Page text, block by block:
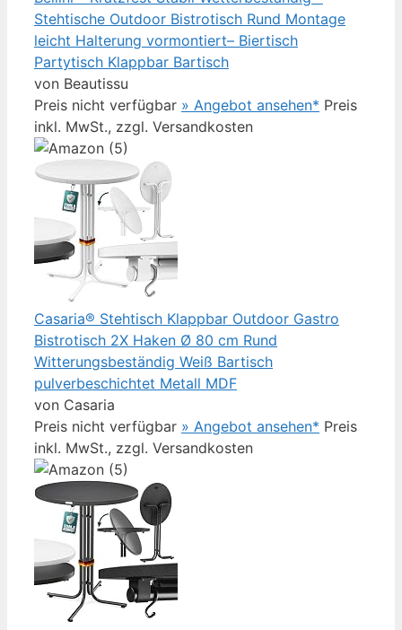
Stehtische Outdoor Bistrotisch Rund Montage
leicht Halterung vormontiert– Biertisch
Partytisch Klappbar Bartisch
von Beautissu
Preis nicht verfügbar » Angebot ansehen* Preis
inkl. MwSt., zzgl. Versandkosten
Casaria® Stehtisch Klappbar Outdoor Gastro
Bistrotisch 2X Haken Ø 80 cm Rund
Witterungsbeständig Weiß Bartisch
pulverbeschichtet Metall MDF
von Casaria
Preis nicht verfügbar » Angebot ansehen* Preis
inkl. MwSt., zzgl. Versandkosten